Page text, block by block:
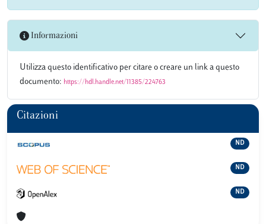
Informazioni
Utilizza questo identificativo per citare o creare un link a questo
documento: https://hdl.handle.net/11385/224763
Citazioni
ND
ND
ND